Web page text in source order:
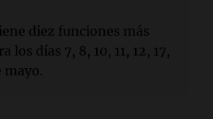
diez funciones más
los días 7, 8, 10, 11, 12, 17,
mayo.